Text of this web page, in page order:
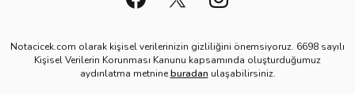
Notacicek.com olarak kişisel verilerinizin gizliliğini önemsiyoruz. 6698 sayılı
Kişisel Verilerin Korunması Kanunu kapsamında oluşturduğumuz
aydınlatma metnineburadan ulaşabilirsiniz.